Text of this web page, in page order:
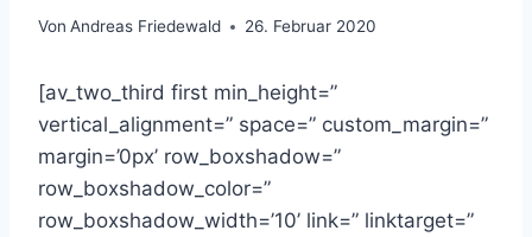
Von Andreas Friedewald 26. Februar 2020
[av_two_third first min_height=”
vertical_alignment=” space=” custom_margin=”
margin=’0px’ row_boxshadow=”
row_boxshadow_color=”
row_boxshadow_width=’10’ link=” linktarget=”